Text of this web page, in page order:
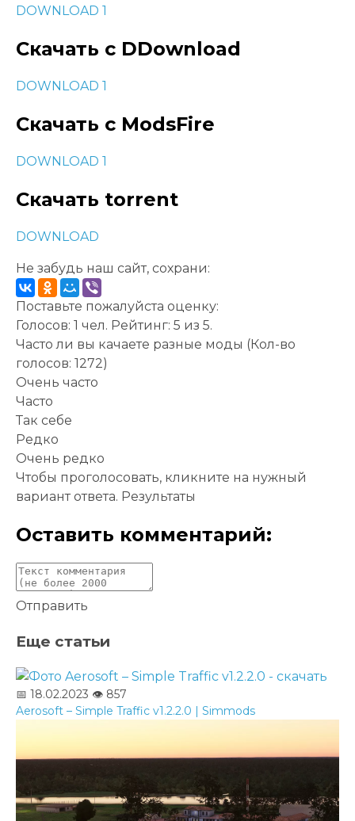
DOWNLOAD 1
Скачать с DDownload
DOWNLOAD 1
Скачать с ModsFire
DOWNLOAD 1
Скачать torrent
DOWNLOAD
Не забудь наш сайт, сохрани:
Поставьте пожалуйста оценку:
Голосов: 1 чел. Рейтинг: 5 из 5.
Часто ли вы качаете разные моды (Кол-во
голосов: 1272)
Очень часто
Часто
Так себе
Редко
Очень редко
Чтобы проголосовать, кликните на нужный
вариант ответа. Результаты
Оставить комментарий:
Отправить
Еще статьи
📅 18.02.2023 👁️ 857
Aerosoft – Simple Traffic v1.2.2.0 | Simmods